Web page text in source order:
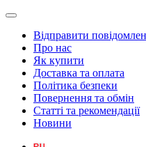
Відправити
Про нас
Як купити
Доставка та оплата
Політика безпеки
Повернення та обмін
Статті та рекомендації
Новини